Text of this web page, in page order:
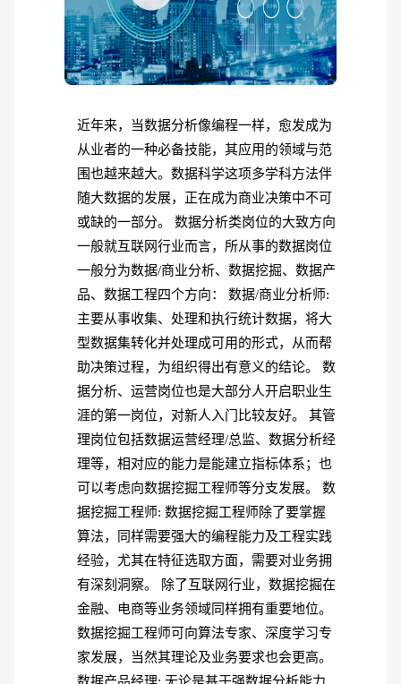
近年来，当数据分析像编程一样，愈发成为
从业者的一种必备技能，其应用的领域与范
围也越来越大。数据科学这项多学科方法伴
随大数据的发展，正在成为商业决策中不可
或缺的一部分。 数据分析类岗位的大致方向
一般就互联网行业而言，所从事的数据岗位
一般分为数据/商业分析、数据挖掘、数据产
品、数据工程四个方向： 数据/商业分析师:
主要从事收集、处理和执行统计数据，将大
型数据集转化并处理成可用的形式，从而帮
助决策过程，为组织得出有意义的结论。 数
据分析、运营岗位也是大部分人开启职业生
涯的第一岗位，对新人入门比较友好。 其管
理岗位包括数据运营经理/总监、数据分析经
理等，相对应的能力是能建立指标体系；也
可以考虑向数据挖掘工程师等分支发展。 数
据挖掘工程师: 数据挖掘工程师除了要掌握
算法，同样需要强大的编程能力及工程实践
经验，尤其在特征选取方面，需要对业务拥
有深刻洞察。 除了互联网行业，数据挖掘在
金融、电商等业务领域同样拥有重要地位。
数据挖掘工程师可向算法专家、深度学习专
家发展，当然其理论及业务要求也会更高。
数据产品经理: 无论是基于强数据分析能力